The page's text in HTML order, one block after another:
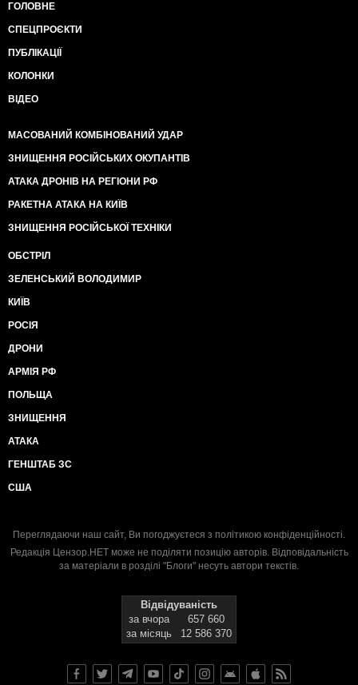
ГОЛОВНЕ
СПЕЦПРОЄКТИ
ПУБЛІКАЦІЇ
КОЛОНКИ
ВІДЕО
МАСОВАНИЙ КОМБІНОВАНИЙ УДАР
ЗНИЩЕННЯ РОСІЙСЬКИХ ОКУПАНТІВ
АТАКА ДРОНІВ НА РЕГІОНИ РФ
РАКЕТНА АТАКА НА КИЇВ
ЗНИЩЕННЯ РОСІЙСЬКОЇ ТЕХНІКИ
ОБСТРІЛ
ЗЕЛЕНСЬКИЙ ВОЛОДИМИР
КИЇВ
РОСІЯ
ДРОНИ
АРМІЯ РФ
ПОЛЬЩА
ЗНИЩЕННЯ
АТАКА
ГЕНШТАБ ЗС
США
Переглядаючи наш сайт, Ви погоджуєтеся з політикою конфіденційності.
Редакція Цензор.НЕТ може не поділяти позицію авторів. Відповідальність
за матеріали в розділі "Блоги" несуть автори текстів.
Відвідуваність
за вчора
657 660
за місяць
12 586 370